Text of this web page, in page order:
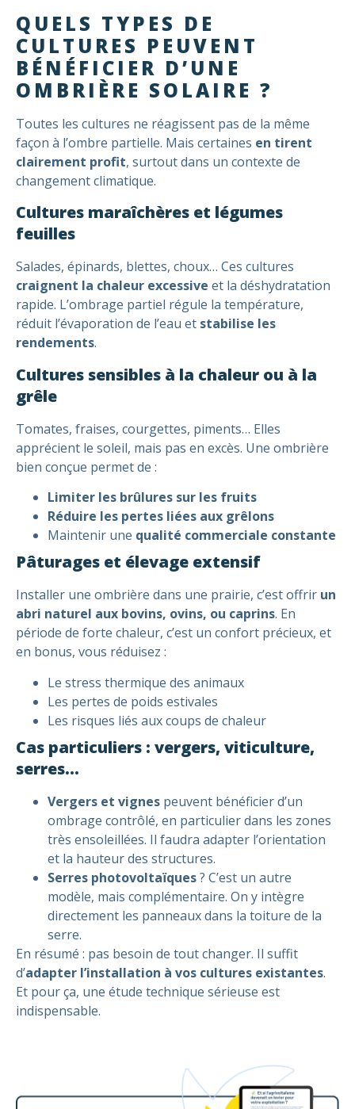
QUELS TYPES DE
CULTURES PEUVENT
BÉNÉFICIER D’UNE
OMBRIÈRE SOLAIRE ?
Toutes les cultures ne réagissent pas de la même
façon à l’ombre partielle. Mais certaines en tirent
clairement profit, surtout dans un contexte de
changement climatique.
Cultures maraîchères et légumes
feuilles
Salades, épinards, blettes, choux… Ces cultures
craignent la chaleur excessive et la déshydratation
rapide. L’ombrage partiel régule la température,
réduit l’évaporation de l’eau et stabilise les
rendements.
Cultures sensibles à la chaleur ou à la
grêle
Tomates, fraises, courgettes, piments… Elles
apprécient le soleil, mais pas en excès. Une ombrière
bien conçue permet de :
Limiter les brûlures sur les fruits
Réduire les pertes liées aux grêlons
Maintenir une qualité commerciale constante
Pâturages et élevage extensif
Installer une ombrière dans une prairie, c’est offrir un
abri naturel aux bovins, ovins, ou caprins. En
période de forte chaleur, c’est un confort précieux, et
en bonus, vous réduisez :
Le stress thermique des animaux
Les pertes de poids estivales
Les risques liés aux coups de chaleur
Cas particuliers : vergers, viticulture,
serres…
Vergers et vignes peuvent bénéficier d’un
ombrage contrôlé, en particulier dans les zones
très ensoleillées. Il faudra adapter l’orientation
et la hauteur des structures.
Serres photovoltaïques? C’est un autre
modèle, mais complémentaire. On y intègre
directement les panneaux dans la toiture de la
serre.
En résumé : pas besoin de tout changer. Il suffit
d’adapter l’installation à vos cultures existantes.
Et pour ça, une étude technique sérieuse est
indispensable.